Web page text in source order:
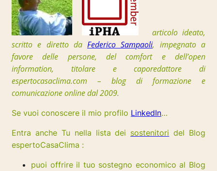
articolo ideato,
scritto e diretto daFederico Sampaoli, impegnato a
favore delle persone, del comfort e dell’open
information, titolare e caporedattore di
espertocasaclima.com – blog di formazione e
comunicazione online dal 2009.
Se vuoi conoscere il mio profilo LinkedIn…
Entra anche Tu nella lista dei sostenitori del Blog
espertoCasaClima :
puoi offrire il tuo sostegno economico al Blog